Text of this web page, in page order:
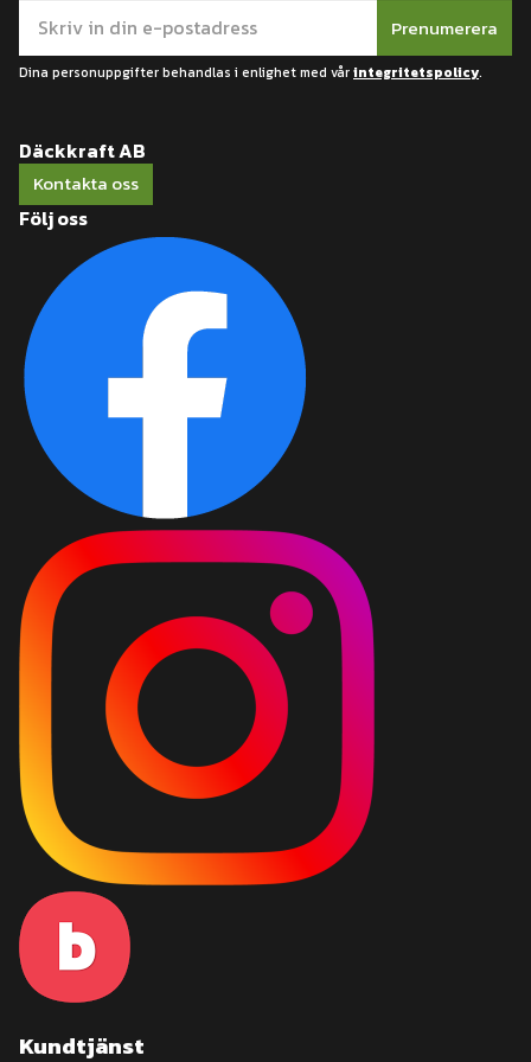
Prenumerera
Dina personuppgifter behandlas i enlighet med vårintegritetspolicy.
Däckkraft AB
Kontakta oss
Följ oss
Kundtjänst